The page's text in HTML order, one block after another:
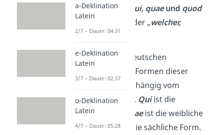
Übersetzt werden
qui, quaeund quod
“ oder „welcher,
welche, welches
Ebenso wie in der deutschen
Grammatik sind die Formen dieser
Relativpronomen abhängig vom
Geschlecht(Genus ). Qui ist die
männliche Form,
quae ist die weibliche
Form undquodist die sächliche Form.
a-Deklination
Latein
2/7 – Dauer: 04:31
e-Deklination
Latein
3/7 – Dauer: 02:37
o-Deklination
Latein
4/7 – Dauer: 05:28